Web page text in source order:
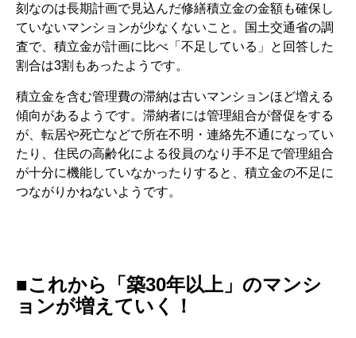
刻なのは長期計画で見込んだ修繕積立金の金額も確保し
ていないマンションが少なくないこと。国土交通省の調
査で、積立金が計画に比べ「不足している」と回答した
割合は3割もあったようです。
積立金を含む管理費の滞納は古いマンションほど増える
傾向があるようです。滞納者には管理組合が督促をする
が、転居や死亡などで所在不明・連絡先不通になってい
たり、住民の高齢化による役員のなり手不足で管理組合
が十分に機能していなかったりすると、積立金の不足に
つながりかねないようです。
■これから「築30年以上」のマンシ
ョンが増えていく！